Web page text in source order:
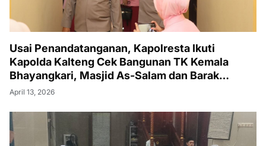
Usai Penandatanganan, Kapolresta Ikuti
Kapolda Kalteng Cek Bangunan TK Kemala
Bhayangkari, Masjid As-Salam dan Barak
Remaja
April 13, 2026